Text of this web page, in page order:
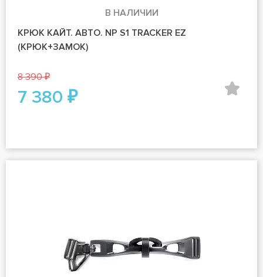
В НАЛИЧИИ
КРЮК КАЙТ. АВТО. NP S1 TRACKER EZ
(КРЮК+ЗАМОК)
8 390 ₽
7 380 ₽